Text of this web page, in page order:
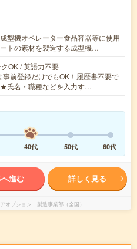
型機オペレーター食品容器等に使用
トの素材を製造する成型機…
OK / 英語力不要
前登録だけでもOK！履歴書不要で
氏名・職種などを入力す…
40代 50代 60代
進む 詳しく見る
オプション 製造事業部（全国）